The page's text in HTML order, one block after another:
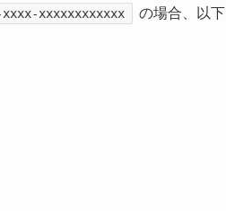
xxxxxxxxxxxx
の場合、以下